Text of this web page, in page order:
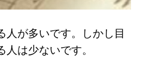
人が多いです。しかし目
は少ないです。